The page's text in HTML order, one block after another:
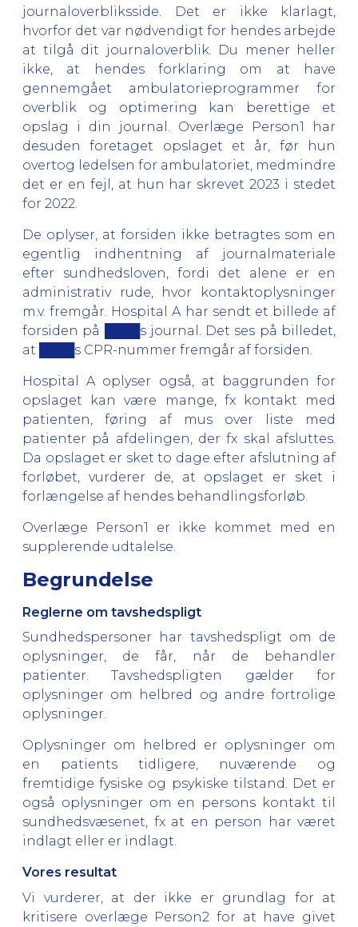
journaloverbliksside. Det er ikke klarlagt,
hvorfor det var nødvendigt for hendes arbejde
at tilgå dit journaloverblik. Du mener heller
ikke, at hendes forklaring om at have
gennemgået ambulatorieprogrammer for
overblik og optimering kan berettige et
opslag i din journal. Overlæge Person1 har
desuden foretaget opslaget et år, før hun
overtog ledelsen for ambulatoriet, medmindre
det er en fejl, at hun har skrevet 2023 i stedet
for 2022.
De oplyser, at forsiden ikke betragtes som en
egentlig indhentning af journalmateriale
efter sundhedsloven, fordi det alene er en
administrativ rude, hvor kontaktoplysninger
m.v. fremgår. Hospital A har sendt et billede af
forsiden på ████s journal. Det ses på billedet,
at ████s CPR-nummer fremgår af forsiden.
Hospital A oplyser også, at baggrunden for
opslaget kan være mange, fx kontakt med
patienten, føring af mus over liste med
patienter på afdelingen, der fx skal afsluttes.
Da opslaget er sket to dage efter afslutning af
forløbet, vurderer de, at opslaget er sket i
forlængelse af hendes behandlingsforløb.
Overlæge Person1 er ikke kommet med en
supplerende udtalelse.
Begrundelse
Reglerne om tavshedspligt
Sundhedspersoner har tavshedspligt om de
oplysninger, de får, når de behandler
patienter. Tavshedspligten gælder for
oplysninger om helbred og andre fortrolige
oplysninger.
Oplysninger om helbred er oplysninger om
en patients tidligere, nuværende og
fremtidige fysiske og psykiske tilstand. Det er
også oplysninger om en persons kontakt til
sundhedsvæsenet, fx at en person har været
indlagt eller er indlagt.
Vores resultat
Vi vurderer, at der ikke er grundlag for at
kritisere overlæge Person2 for at have givet